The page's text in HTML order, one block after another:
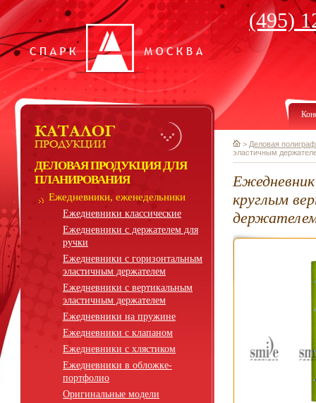
(495)
ДЕЛОВАЯ ПРОДУКЦИЯ ДЛЯ
ПЛАНИРОВАНИЯ
Ежедневники, еженедельники
Ежедневники классические
Ежедневники с держателем для
ручки
Ежедневники с горизонтальным
эластичным держателем
Ежедневники с вертикальным
эластичным держателем
Ежедневники на пружине
Ежедневники с клапаном
Ежедневники с хлястиком
Ежедневники в обложке-
портфолио
Оригинальные модели
> Деловая
эластичным
Ежедневник
круглым